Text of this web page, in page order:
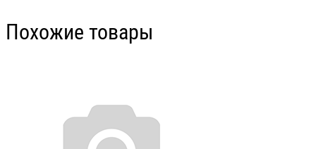
Похожие товары